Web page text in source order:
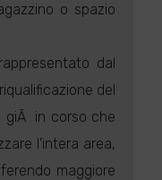
o spazio
dal
del
giÃ in corso che
l'intera area,
maggiore